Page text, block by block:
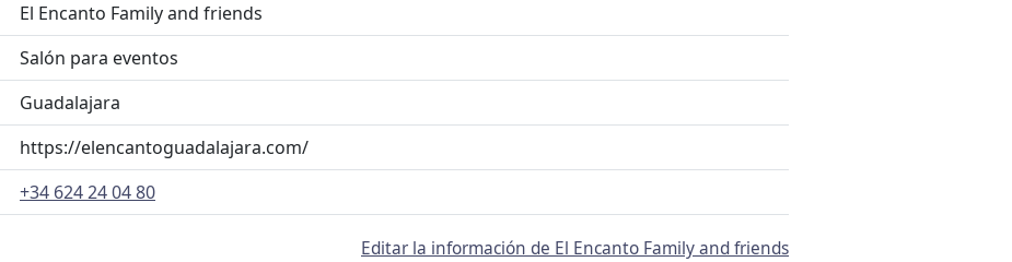
El Encanto Family and friends
Salón para eventos
Guadalajara
https://elencantoguadalajara.com/
+34 624 24 04 80
Editar la información de El Encanto Family and friends